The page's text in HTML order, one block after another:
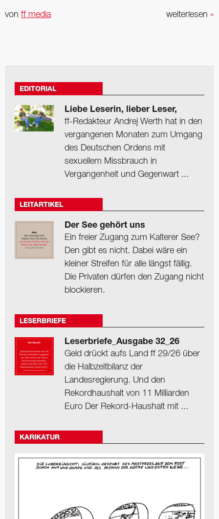
weiterlesen »
von ff media
EDITORIAL
Liebe Leserin, lieber Leser,
ff-Redakteur Andrej Werth hat in den
vergangenen Monaten zum Umgang
des Deutschen Ordens mit
sexuellem Missbrauch in
Vergangenheit und Gegenwart ...
LEITARTIKEL
Der See gehört uns
Ein freier Zugang zum Kalterer See?
Den gibt es nicht. Dabei wäre ein
kleiner Streifen für alle längst fällig.
Die Privaten dürfen den Zugang nicht
blockieren.
LESERBRIEFE
Leserbriefe_Ausgabe 32_26
Geld drückt aufs Land ff 29/26 über
die Halbzeitbilanz der
Landesregierung. Und den
Rekordhaushalt von 11 Milliarden
Euro Der Rekord-Haushalt mit ...
KARIKATUR